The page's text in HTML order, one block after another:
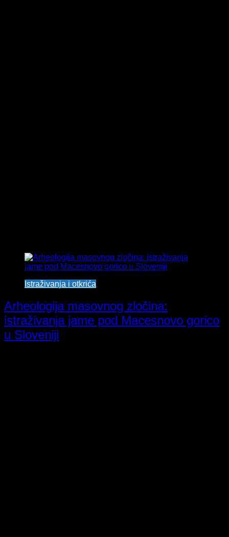
Istraživanja i otkrića
Arheologija masovnog zločina:
istraživanja jame pod Macesnovo gorico
u Sloveniji